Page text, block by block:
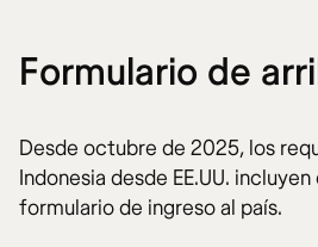
Formulario de
Desde octubre de 2025, los
Indonesia desde EE.UU.
formulario de ingreso al país.